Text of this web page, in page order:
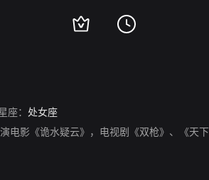
座： 处女座
电影《诡水疑云》，电视剧《双枪》、《天下